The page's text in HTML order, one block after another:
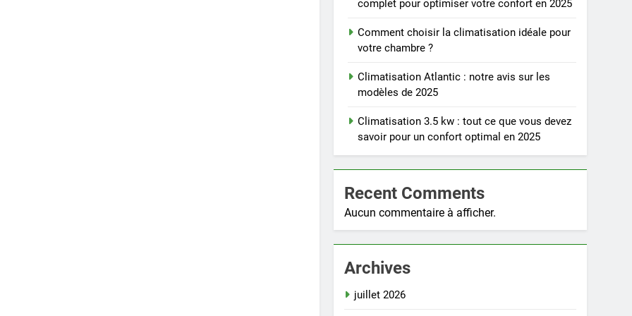
complet pour optimiser votre confort en 2025
Comment choisir la climatisation idéale pour
votre chambre ?
Climatisation Atlantic : notre avis sur les
modèles de 2025
Climatisation 3.5 kw : tout ce que vous devez
savoir pour un confort optimal en 2025
Recent Comments
Aucun commentaire à afficher.
Archives
juillet 2026